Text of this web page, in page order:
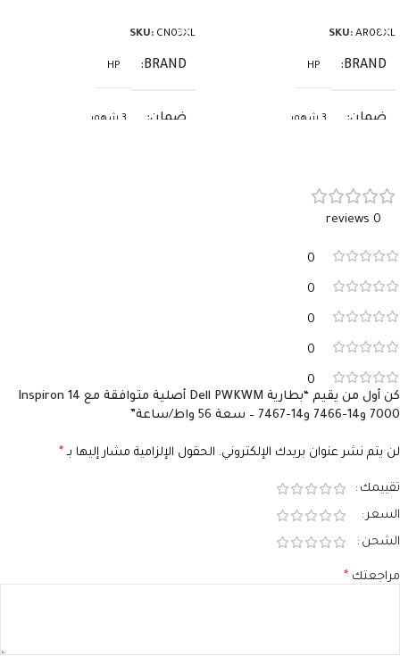
SKU: AR08XL
BRAND
HP
ضمان 3 شهور
SKU: CN03XL
BRAND
HP
ضمان 3 شهور
0 reviews
0
0
0
0
0
كن أول من يقيم “بطارية Dell PWKWM أصلية متوافقة مع Inspiron 14
7000 و14-7466 و14-7467 – سعة 56 واط/ساعة”
لن يتم نشر عنوان بريدك الإلكتروني. الحقول الإلزامية مشار إليها بـ *
تقييمك
السعر
الشحن
مراجعتك *